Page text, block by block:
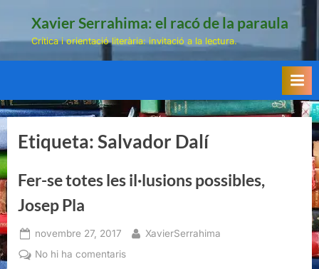
Xavier Serrahima: el racó de la paraula
Crítica i orientació literària: invitació a la lectura.
Etiqueta:Salvador Dalí
Fer-se totes les il·lusions possibles,
Josep Pla
Posted
on
novembre 27, 2017 By
XavierSerrahima
No hi ha comentarisa